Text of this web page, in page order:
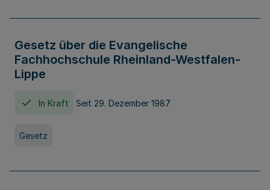
Gesetz über die Evangelische
Fachhochschule Rheinland-Westfalen-
Lippe
In Kraft Seit 29. Dezember 1987
Gesetz